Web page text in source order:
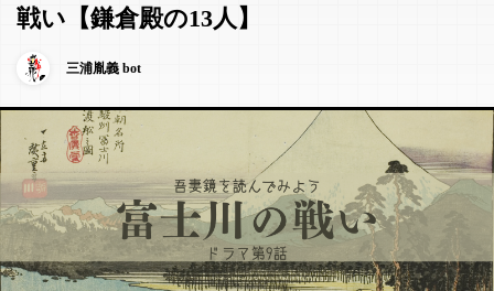
戦い【鎌倉殿の13人】
三浦胤義 bot